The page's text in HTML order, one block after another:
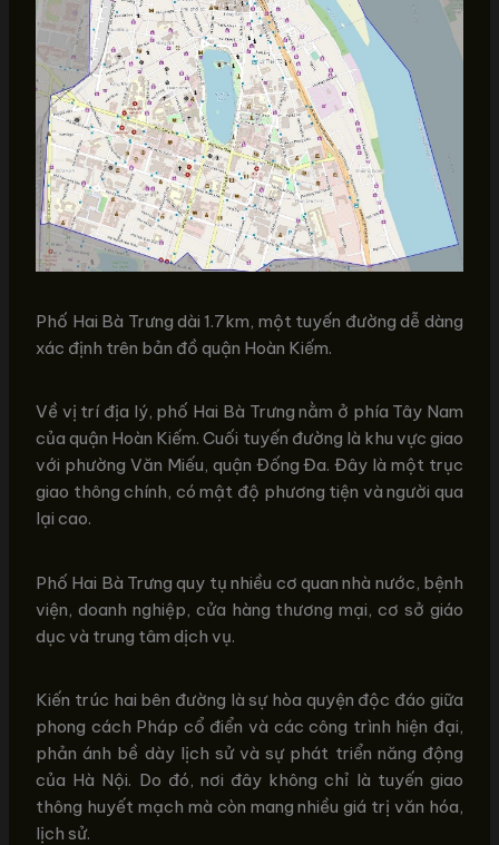
Phố Hai Bà Trưng dài 1.7km, một tuyến đường dễ dàng
xác định trên bản đồ quận Hoàn Kiếm.
Về vị trí địa lý, phố Hai Bà Trưng nằm ở phía Tây Nam
của quận Hoàn Kiếm. Cuối tuyến đường là khu vực giao
với phường Văn Miếu, quận Đống Đa. Đây là một trục
giao thông chính, có mật độ phương tiện và người qua
lại cao.
Phố Hai Bà Trưng quy tụ nhiều cơ quan nhà nước, bệnh
viện, doanh nghiệp, cửa hàng thương mại, cơ sở giáo
dục và trung tâm dịch vụ.
Kiến trúc hai bên đường là sự hòa quyện độc đáo giữa
phong cách Pháp cổ điển và các công trình hiện đại,
phản ánh bề dày lịch sử và sự phát triển năng động
của Hà Nội. Do đó, nơi đây không chỉ là tuyến giao
thông huyết mạch mà còn mang nhiều giá trị văn hóa,
lịch sử.